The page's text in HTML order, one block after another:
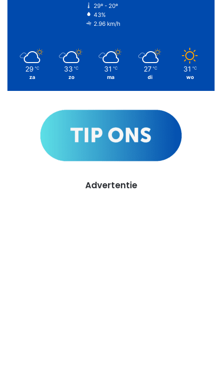
29º - 20º
43%
2.96 km/h
29 ℃
za
33 ℃
zo
31 ℃
ma
27 ℃
di
31 ℃
wo
Advertentie